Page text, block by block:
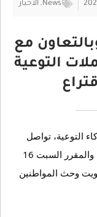
News
, الأخبار
مع
التوعية